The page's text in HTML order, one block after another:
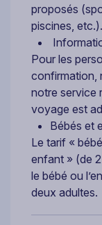
proposés
piscines, etc.).
Pour les
confirmation,
notre service
voyage est
Bébés et
Le tarif «
enfant » (de
le bébé ou
deux adultes.